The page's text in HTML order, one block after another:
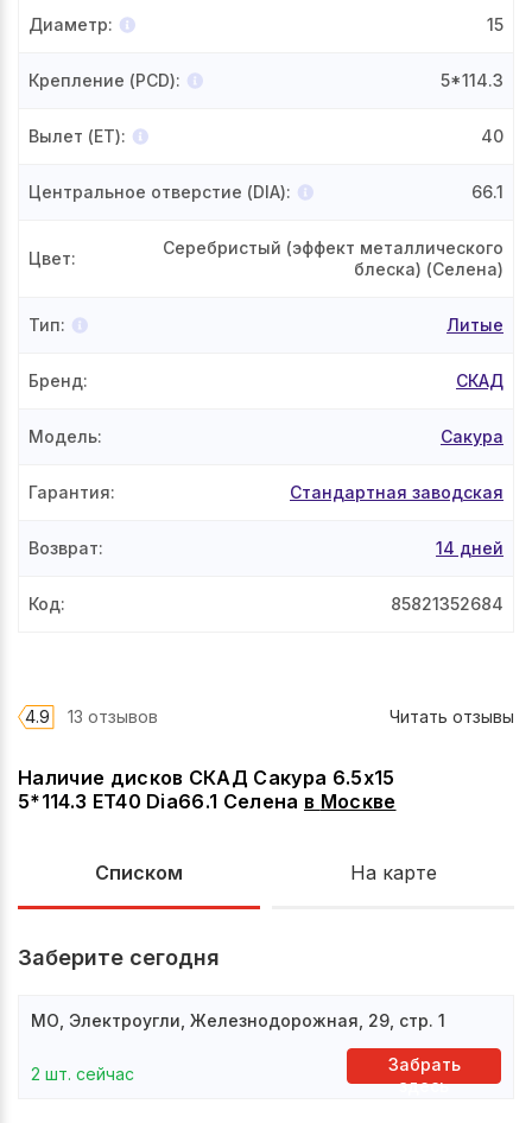
Наличие дисков СКАД Сакура 6.5x15
5*114.3 ET40 Dia66.1 Селена в Москве
Списком На карте
Заберите сегодня
МО, Электроугли, Железнодорожная, 29, стр. 1
2 шт. сейчас
Забрать
здесь
Диаметр: 15
Крепление (PCD): 5*114.3
Вылет (ET): 40
Центральное отверстие (DIA): 66.1
Цвет:
Серебристый (эффект металлического
блеска) (Селена)
Тип: Литые
Бренд: СКАД
Модель: Сакура
Гарантия: Стандартная заводская
Возврат: 14 дней
Код: 85821352684
4.9 13 отзывов Читать отзывы